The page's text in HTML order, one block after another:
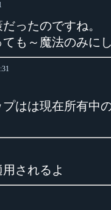
ったのですね。
も～魔法のみに
はは現在所有中
されるよ